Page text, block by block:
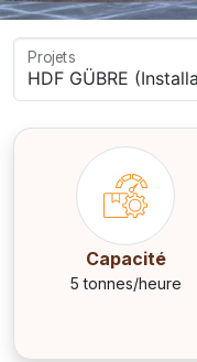
Projets
Capacité
5 tonnes/heure